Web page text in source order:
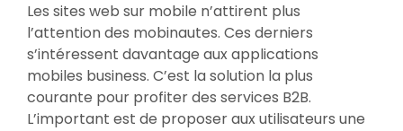
Les sites web sur mobile n’attirent plus
l’attention des mobinautes. Ces derniers
s’intéressent davantage aux applications
mobiles business. C’est la solution la plus
courante pour profiter des services B2B.
L’important est de proposer aux utilisateurs une